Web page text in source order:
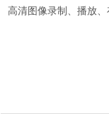
高清图像录制、播放